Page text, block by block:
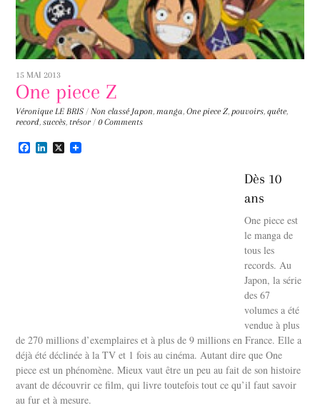
15 MAI 2013
One piece Z
Véronique LE BRIS / Non classé Japon, manga,One piece Z, pouvoirs,quête,
record,succès, trésor / 0 Comments
F L X
Dès 10
ans
One piece est
le manga de
tous les
records. Au
Japon, la série
des 67
volumes a été
vendue à plus
de 270 millions d’exemplaires et à plus de 9 millions en France. Elle a
déjà été déclinée à la TV et 1 fois au cinéma. Autant dire que One
piece est un phénomène. Mieux vaut être un peu au fait de son histoire
avant de découvrir ce film, qui livre toutefois tout ce qu’il faut savoir
au fur et à mesure.